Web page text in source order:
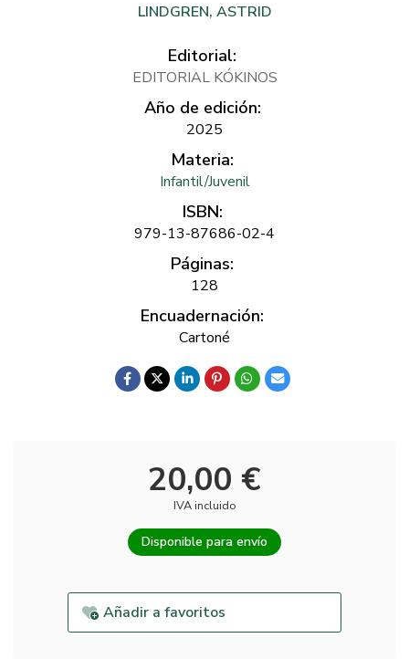
LINDGREN, ASTRID
Editorial:
EDITORIAL KÓKINOS
Año de edición:
2025
Materia:
Infantil/Juvenil
ISBN:
979-13-87686-02-4
Páginas:
128
Encuadernación:
Cartoné
20,00 €
IVA incluido
Disponible para envío
Añadir a favoritos